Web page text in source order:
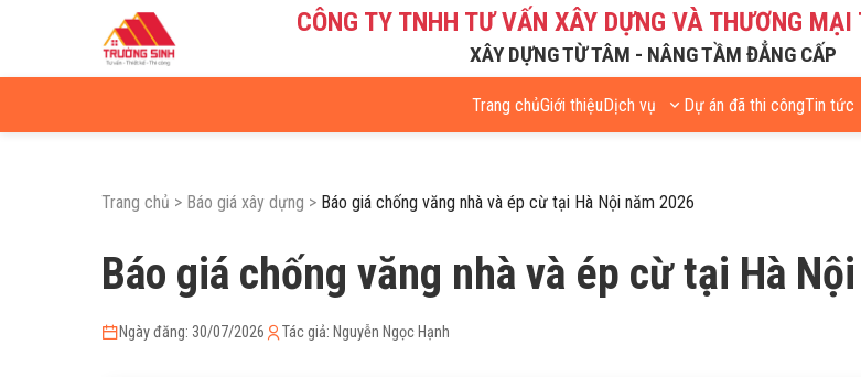
CÔNG TY TNHH TƯ VẤN XÂY DỰNG VÀ THƯƠNG MẠI
XÂY DỰNG TỪ TÂM - NÂNG TẦM ĐẲNG CẤP
Trang chủGiới thiệuDịch vụ Dự án đã thi côngTin tức
Trang chủ > Báo giá xây dựng > Báo giá chống văng nhà và ép cừ tại Hà Nội năm 2026
Báo giá chống văng nhà và ép cừ tại Hà
Ngày đăng: 30/07/2026 Tác giả: Nguyễn Ngọc Hạnh